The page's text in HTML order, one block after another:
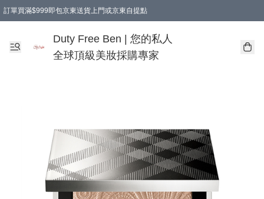
訂單買滿$999即包京東送貨上門或京東自提點
Duty Free Ben | 您的私人
全球頂級美妝採購專家